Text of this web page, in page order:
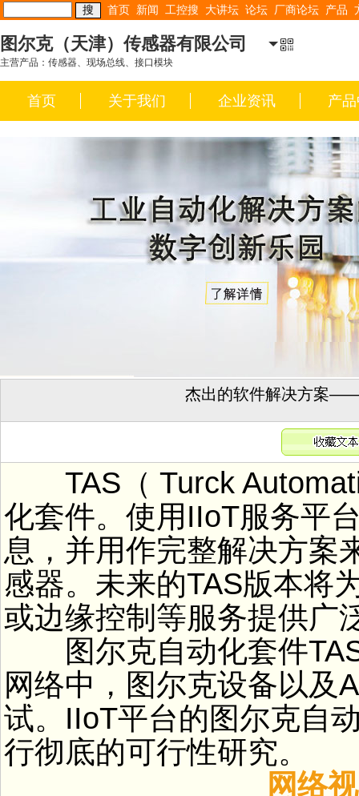
首页 新闻 工控搜 大讲坛 论坛 厂商论坛 产品
图尔克（天津）传感器有限公司
主营产品：传感器、现场总线、接口模块
首页 关于我们 企业资讯 产
杰出的软件解决方案
TAS（ Turck
化套件。使用IIoT服务平
息，并用作完整解决方案
感器。未来的TAS版本将
或边缘控制等服务提供广
图尔克自动化套件TAS
网络中，图尔克设备以及
试。IIoT平台的图尔克自
行彻底的可行性研究。
网络视